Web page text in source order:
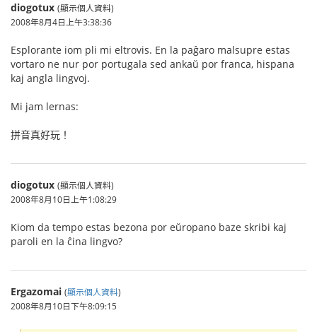
diogotux (顯示個人資料)
2008年8月4日上午3:38:36
Esplorante iom pli mi eltrovis. En la paĝaro malsupre estas
vortaro ne nur por portugala sed ankaŭ por franca, hispana
kaj angla lingvoj.
Mi jam lernas:
拼音真好玩！
diogotux (顯示個人資料)
2008年8月10日上午1:08:29
Kiom da tempo estas bezona por eŭropano baze skribi kaj
paroli en la ĉina lingvo?
Ergazomai (顯示個人資料)
2008年8月10日下午8:09:15